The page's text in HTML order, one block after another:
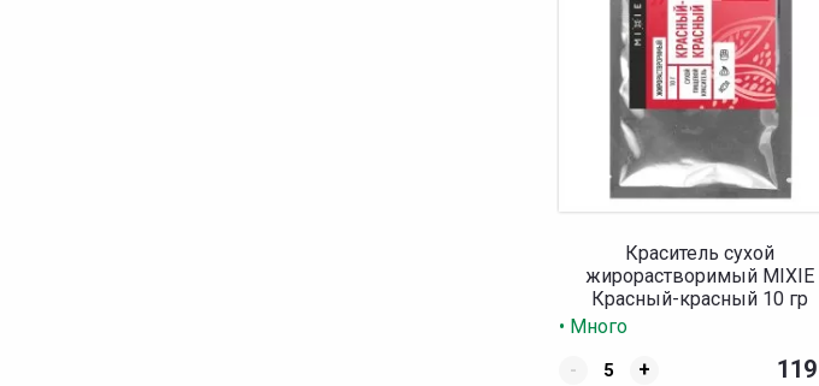
Краситель сухой
жирорастворимый MIXIE
Красный-красный 10 гр
• Много
-
+